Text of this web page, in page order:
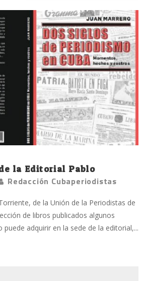
la Editorial Pablo
Redacción Cubaperiodistas
de la Unión de la Periodistas de
de libros publicados algunos
adquirir en la sede de la editorial,...